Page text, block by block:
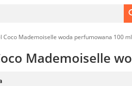
Coco Mademoiselle woda perfumowana 100 ml
Mademoiselle